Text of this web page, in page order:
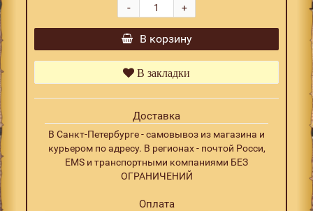
+
-
В корзину
В закладки
Доставка
В Санкт-Петербурге - самовывоз из магазина и
курьером по адресу. В регионах - почтой Росси,
EMS и транспортными компаниями БЕЗ
ОГРАНИЧЕНИЙ
Оплата